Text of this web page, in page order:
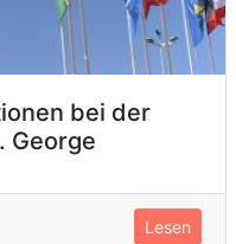
bei der
George
Lesen